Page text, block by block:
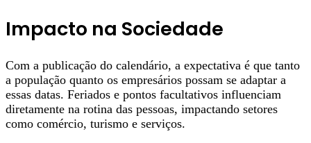
Impacto na Sociedade
Com a publicação do calendário, a expectativa é que tanto
a população quanto os empresários possam se adaptar a
essas datas. Feriados e pontos facultativos influenciam
diretamente na rotina das pessoas, impactando setores
como comércio, turismo e serviços.